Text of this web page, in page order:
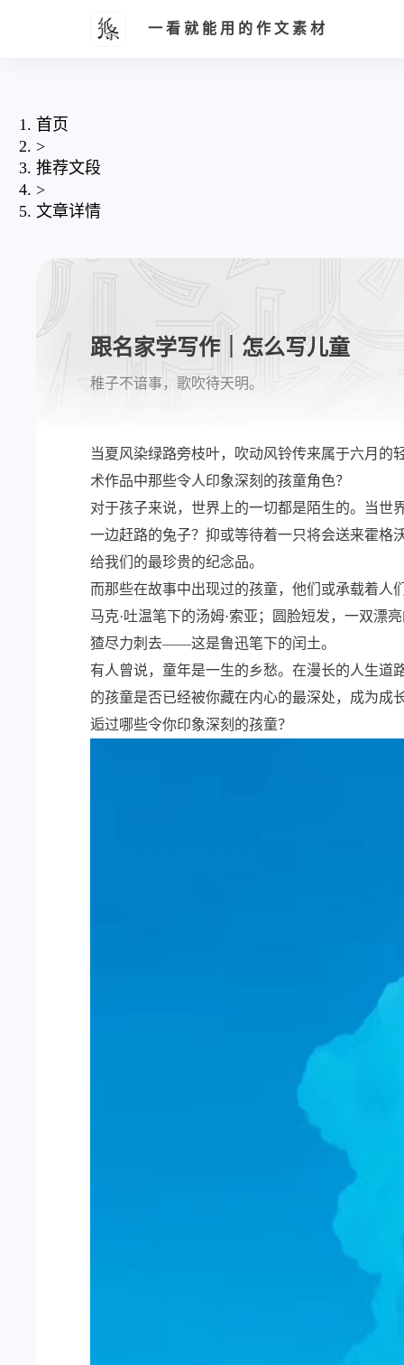
一看就能用的作文素材
首页
>
推荐文段
>
文章详情
跟名家学写作｜怎么写儿童
稚子不谙事，歌吹待天明。
当夏风染绿路旁枝叶，吹动风铃传来属于六月的
术作品中那些令人印象深刻的孩童角色？
对于孩子来说，世界上的一切都是陌生的。当世
一边赶路的兔子？抑或等待着一只将会送来霍格
给我们的最珍贵的纪念品。
而那些在故事中出现过的孩童，他们或承载着
马克·吐温笔下的汤姆·索亚；圆脸短发，一双
猹尽力刺去——这是鲁迅笔下的闰土。
有人曾说，童年是一生的乡愁。在漫长的人生道
的孩童是否已经被你藏在内心的最深处，成为成
逅过哪些令你印象深刻的孩童？